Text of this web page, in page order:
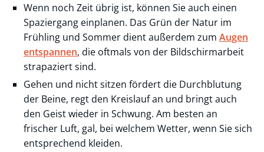
Wenn noch Zeit übrig ist, können Sie auch einen
Spaziergang einplanen. Das Grün der Natur im
Frühling und Sommer dient außerdem zum Augen
entspannen, die oftmals von der Bildschirmarbeit
strapaziert sind.
Gehen und nicht sitzen fördert die Durchblutung
der Beine, regt den Kreislauf an und bringt auch
den Geist wieder in Schwung. Am besten an
frischer Luft, gal, bei welchem Wetter, wenn Sie sich
entsprechend kleiden.